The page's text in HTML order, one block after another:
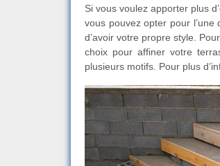
Si vous voulez apporter plus
vous pouvez opter pour
d’avoir votre propre style.
choix pour affiner votre
plusieurs motifs. Pour plus